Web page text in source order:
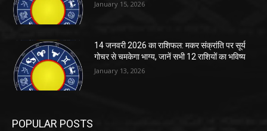
January 15, 2026
14 जनवरी 2026 का राशिफल: मकर संक्रांति पर सूर्य
गोचर से चमकेगा भाग्य, जानें सभी 12 राशियों का भविष्य
January 13, 2026
POPULAR POSTS